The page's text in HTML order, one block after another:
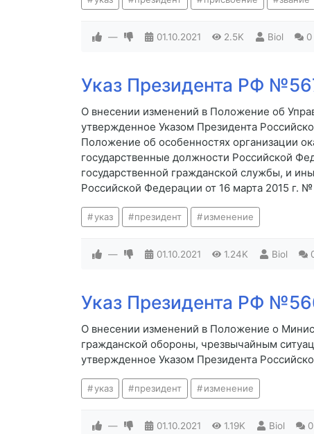
— 01.10.2021 2.5K Biol 0
Указ Президента РФ
О внесении изменений в Положение об
утвержденное Указом Президента
Положение об особенностях организации
государственные должности Российской
государственной гражданской службы, и
Российской Федерации от 16 марта 2015 г.
указ президент изменение
— 01.10.2021 1.24K Biol
Указ Президента РФ
О внесении изменений в Положение о
гражданской обороны, чрезвычайным
утвержденное Указом Президента
указ президент изменение
— 01.10.2021 1.19K Biol 0